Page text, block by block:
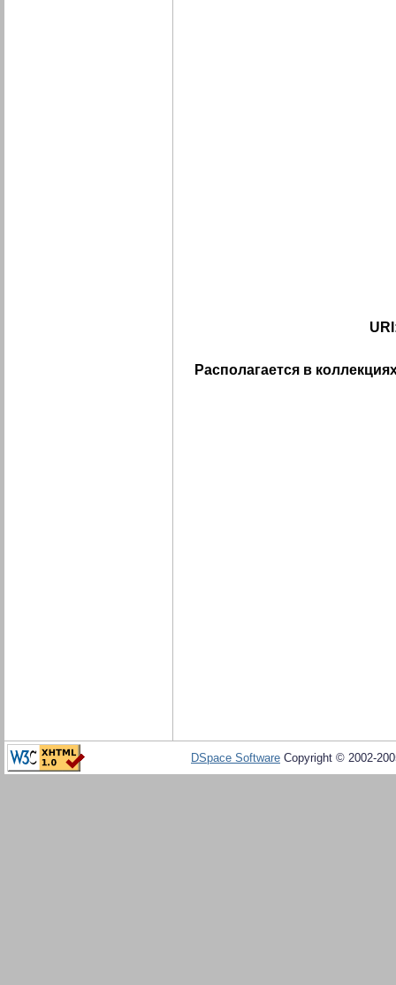
Располагается в
DSpace Software Copyright © 2002-